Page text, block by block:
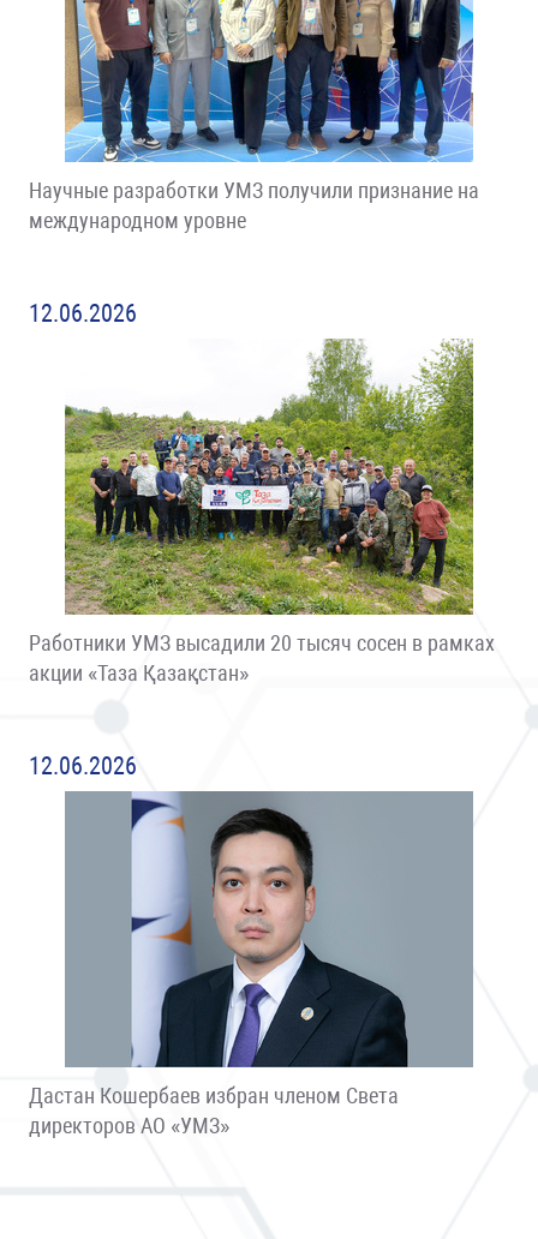
Научные разработки УМЗ получили признание на
международном уровне
12.06.2026
Работники УМЗ высадили 20 тысяч сосен в рамках
акции «Таза Қазақстан»
12.06.2026
Дастан Кошербаев избран членом Света
директоров АО «УМЗ»